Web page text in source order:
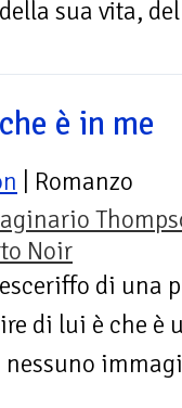
sua vita,
è in me
| Romanzo
Noir
di una
di lui è che è
nessuno